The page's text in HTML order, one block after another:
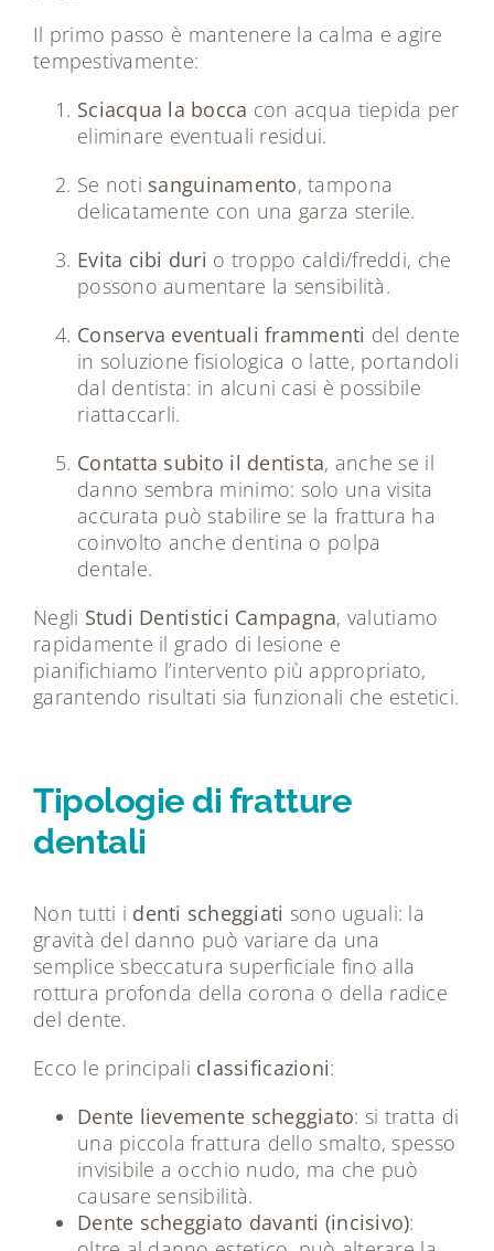
Il primo passo è mantenere la calma e agire
tempestivamente:
Sciacqua la bocca con acqua tiepida per
eliminare eventuali residui.
Se noti sanguinamento, tampona
delicatamente con una garza sterile.
Evita cibi duri o troppo caldi/freddi, che
possono aumentare la sensibilità.
Conserva eventuali frammenti del dente
in soluzione fisiologica o latte, portandoli
dal dentista: in alcuni casi è possibile
riattaccarli.
Contatta subito il dentista, anche se il
danno sembra minimo: solo una visita
accurata può stabilire se la frattura ha
coinvolto anche dentina o polpa
dentale.
Negli Studi Dentistici Campagna, valutiamo
rapidamente il grado di lesione e
pianifichiamo l’intervento più appropriato,
garantendo risultati sia funzionali che estetici.
Tipologie di fratture
dentali
Non tutti i denti scheggiati sono uguali: la
gravità del danno può variare da una
semplice sbeccatura superficiale fino alla
rottura profonda della corona o della radice
del dente.
Ecco le principali classificazioni:
Dente lievemente scheggiato: si tratta di
una piccola frattura dello smalto, spesso
invisibile a occhio nudo, ma che può
causare sensibilità.
Dente scheggiato davanti (incisivo):